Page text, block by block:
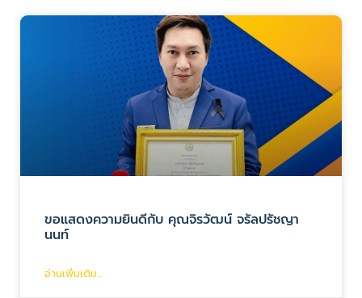
ขอแสดงความยินดีกับ คุณจิรวัฒน์ จรัลปรัชญา
นนท์
อ่านเพิ่มเติม...